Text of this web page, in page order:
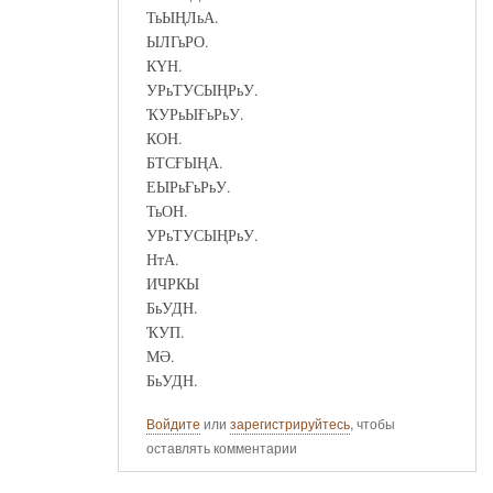
ТьЫҢЛьА.
ЫЛГьРО.
КҮН.
УРьТУСЫҢРьУ.
ҠУРьЫҒьРьУ.
КОН.
БТСҒЫҢА.
ЕЫРьҒьРьУ.
ТьОН.
УРьТУСЫҢРьУ.
НтА.
ИЧРКЫ
БьУДН.
ҠУП.
МӘ.
БьУДН.
Войдите или зарегистрируйтесь, чтобы
оставлять комментарии